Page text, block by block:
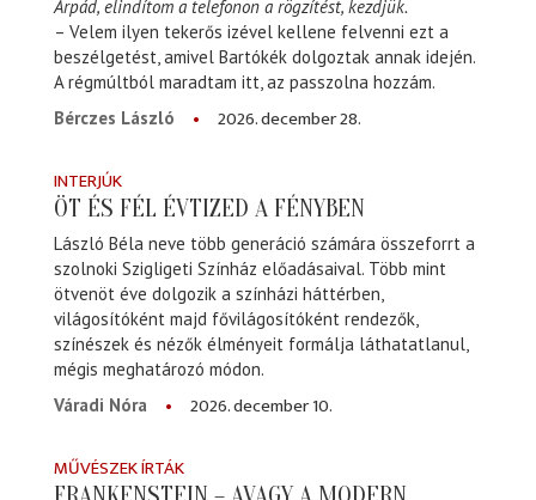
Árpád, elindítom a telefonon a rögzítést, kezdjük.
– Velem ilyen tekerős izével kellene felvenni ezt a
beszélgetést, amivel Bartókék dolgoztak annak idején.
A régmúltból maradtam itt, az passzolna hozzám.
Bérczes László
2026. december 28.
INTERJÚK
ÖT ÉS FÉL ÉVTIZED A FÉNYBEN
László Béla neve több generáció számára összeforrt a
szolnoki Szigligeti Színház előadásaival. Több mint
ötvenöt éve dolgozik a színházi háttérben,
világosítóként majd fővilágosítóként rendezők,
színészek és nézők élményeit formálja láthatatlanul,
mégis meghatározó módon.
Váradi Nóra
2026. december 10.
MŰVÉSZEK ÍRTÁK